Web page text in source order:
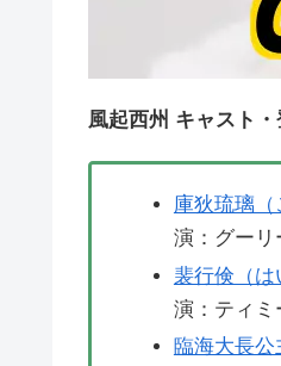
風起西州 キャスト
庫狄琉璃（
演：グーリ
裴行倹（は
演：ティミ
臨海大長公